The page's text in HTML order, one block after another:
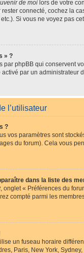
de moi lors de votre
connecté, cochez la
Si vous ne voyez pas
» ?
par phpBB qui conservent
par un
l’utilisateur
?
vos paramètres sont
du forum). Cela vous
dans la liste des
onglet « Préférences du
compté parmi les
un fuseau horaire
Paris, New York,